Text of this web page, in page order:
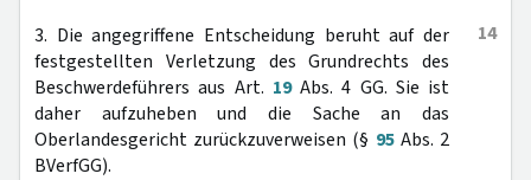
14
3. Die angegriffene Entscheidung beruht auf der
festgestellten Verletzung des Grundrechts des
Beschwerdeführers aus Art. 19Abs. 4 GG. Sie ist
daher aufzuheben und die Sache an das
Oberlandesgericht zurückzuverweisen (§ 95Abs. 2
BVerfGG).